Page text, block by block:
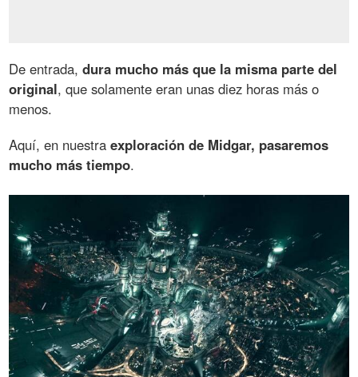
De entrada,dura mucho más que la misma parte del
original, que solamente eran unas diez horas más o
menos.
Aquí, en nuestraexploración de Midgar, pasaremos
mucho más tiempo.